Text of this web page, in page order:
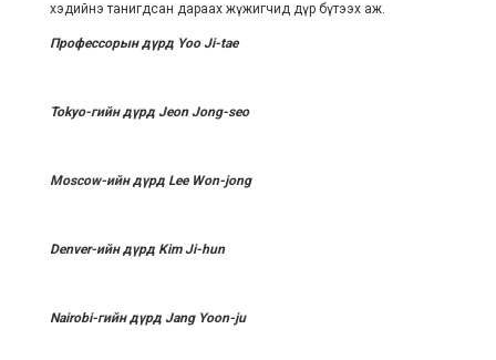
хэдийнэ танигдсан дараах жүжигчид дүр бүтээх аж.
Профессорын дүрд Yoo Ji-tae
Tokyo-гийн дүрд Jeon Jong-seo
Moscow-ийн дүрд Lee Won-jong
Denver-ийн дүрд Kim Ji-hun
Nairobi-гийн дүрд Jang Yoon-ju